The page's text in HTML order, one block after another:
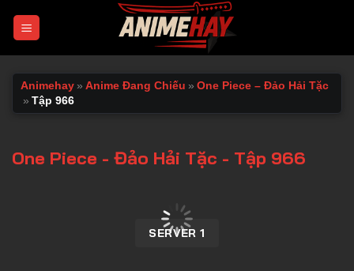
Animehay » Anime Đang Chiếu » One Piece – Đảo Hải Tặc
» Tập 966
One Piece - Đảo Hải Tặc - Tập 966
SERVER 1